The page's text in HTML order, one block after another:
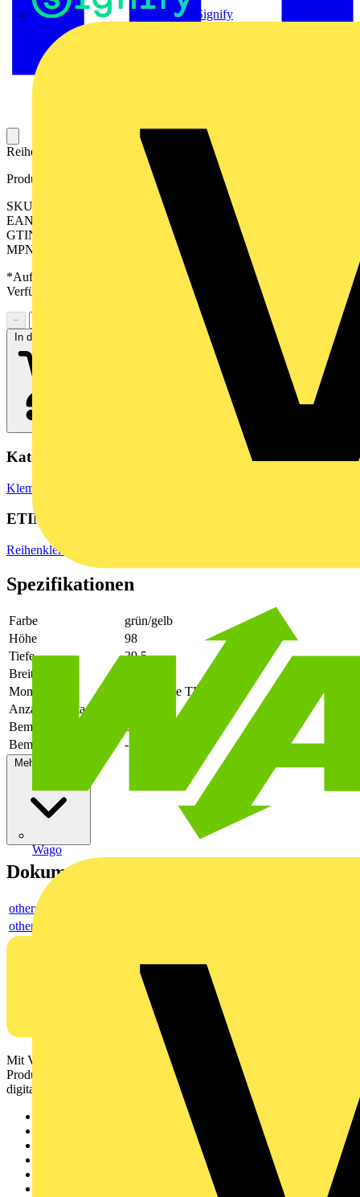
Signify
Wago
Reihenklemme für Steckverbindungen.
Produktkennzeichen
SKU: 2540180000
EAN: 04050118552003
GTIN: 04050118552003
MPN: APGTB 4 PE 4C/2
*Auf Anfrage verfügbar - bitte in den Warenkorb legen, um
Verfügbarkeit zu prüfen
−
In den Warenkorb
Kategorien
Klemmen, Steckverbinder & Verbindungselemente
ETIM Group
Reihenklemmen
Spezifikationen
Farbe
grün/gelb
Höhe
98
Tiefe
39.5
Breite
Montageart
Hutschiene TH35
Anzahl der Etagen
Bemessungsspannung
800
Bemessungsstrom In
-
Mehr anzeigen
Dokumente
others
others
Mit Voltimum erhalten Elektrofachkräfte Zugang zu Branchennews,
Produktinformationen, Schulungen und Tools – alles auf einer
digitalen Plattform und Community.